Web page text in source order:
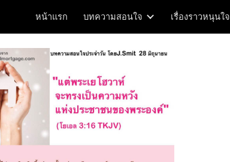
Skip to navigation
หน้าแรก บทความสอนใจ เรื่องราวหนุนใจ